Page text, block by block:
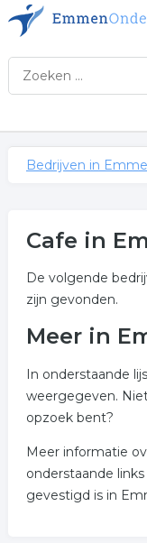
Bedrijven in
Cafe in
De volgende
zijn gevonden.
Meer in
In onderstaande
weergegeven.
opzoek bent?
Meer informatie
onderstaande
gevestigd is in